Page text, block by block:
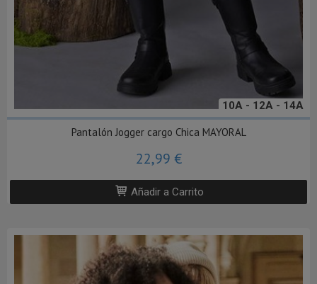
10A - 12A - 14A
Pantalón Jogger cargo Chica MAYORAL
22,99 €
Añadir a Carrito